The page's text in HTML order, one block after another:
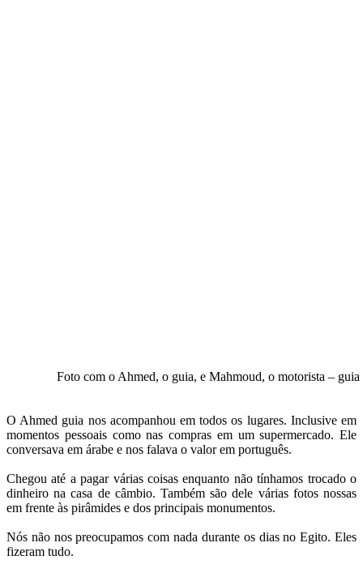
Foto com o Ahmed, o guia, e Mahmoud, o motorista –
O Ahmed guia nos acompanhou em todos os lugares. Inclusive em
momentos pessoais como nas compras em um supermercado. Ele
conversava em árabe e nos falava o valor em português.
Chegou até a pagar várias coisas enquanto não tínhamos trocado o
dinheiro na casa de câmbio. Também são dele várias fotos nossas
em frente às pirâmides e dos principais monumentos.
Nós não nos preocupamos com nada durante os dias no Egito. Eles
fizeram tudo.